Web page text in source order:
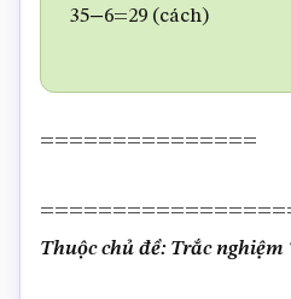
35−6=29 (cách)
===============
Thuộc chủ đề: Trắc nghiệm